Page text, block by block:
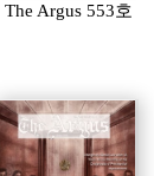
The Argus 553호